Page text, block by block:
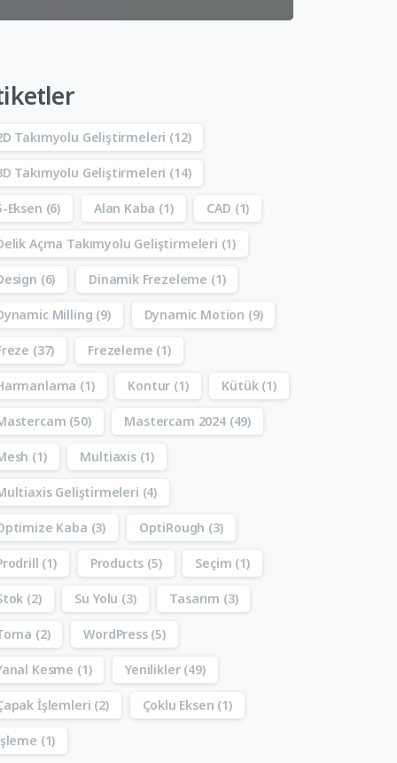
Takımyolu Geliştirmeleri (12)
Takımyolu Geliştirmeleri (14)
Eksen (6) Alan Kaba (1) CAD (1)
Açma Takımyolu Geliştirmeleri (1)
(6) Dinamik Frezeleme (1)
Milling (9) Dynamic Motion (9)
(37) Frezeleme (1)
(1) Kontur (1) Kütük(1)
(50) Mastercam 2024(49)
(1) Multiaxis(1)
Geliştirmeleri (4)
Kaba (3) OptiRough (3)
(1) Products (5) Seçim (1)
(2) Su Yolu (3) Tasarım (3)
(2) WordPress(5)
Kesme (1) Yenilikler(49)
İşlemleri (2) Çoklu Eksen (1)
(1)